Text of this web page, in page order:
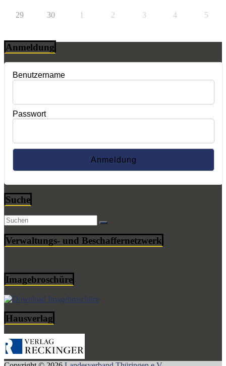
29 30 1 2 3 4 5
Anmeldung
Benutzername
Passwort
Suche
Verwaltungs- und Beschaffernetzwerk
Imagebroschüre
Hausverlag